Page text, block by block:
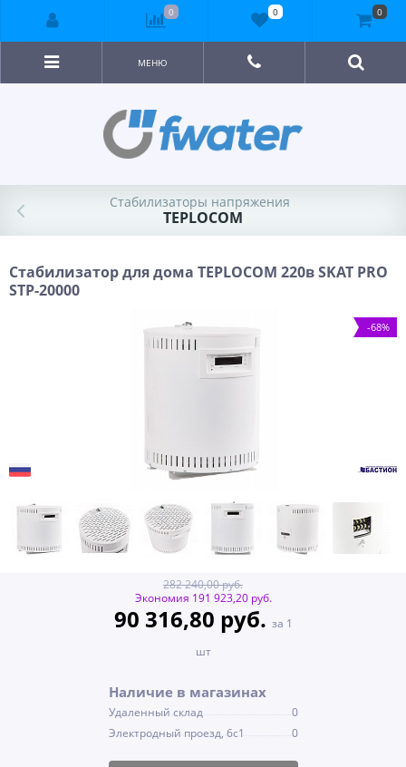
МЕНЮ
Стабилизаторы напряжения
TEPLOCOM
Стабилизатор для дома TEPLOCOM 220в SKAT PRO
STP-20000
-68%
282 240,00 руб.
Экономия 191 923,20 руб.
90 316,80 руб. за 1
шт
Наличие в магазинах
Удаленный склад
0
Электродный проезд, 6с1
0
0 0 0